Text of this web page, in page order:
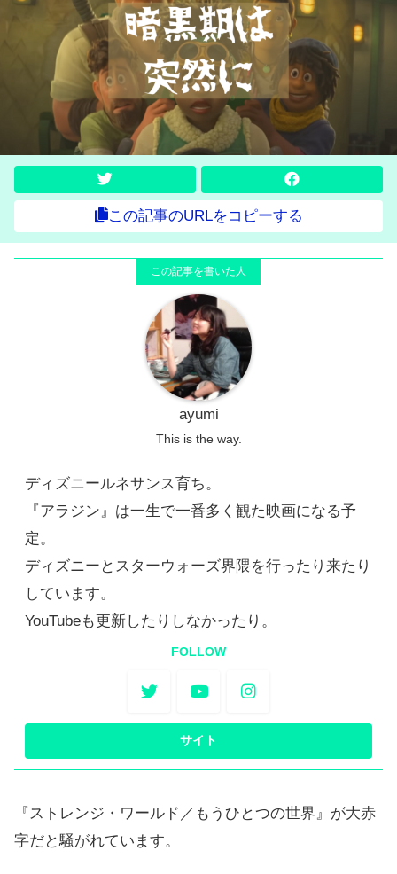
この記事のURLをコピーする
ayumi
This is the way.
ディズニールネサンス育ち。
『アラジン』は一生で一番多く観た映画になる予
定。
ディズニーとスターウォーズ界隈を行ったり来たり
しています。
YouTubeも更新したりしなかったり。
FOLLOW
『ストレンジ・ワールド／もうひとつの世界』が大赤
字だと騒がれています。